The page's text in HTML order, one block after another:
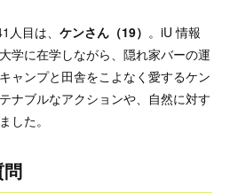
人目は、 ケンさん（19） 。iU 情報
学に在学しながら、隠れ家バーの運
ャンプと田舎をこよなく愛するケン
ナブルなアクションや、自然に対す
した。